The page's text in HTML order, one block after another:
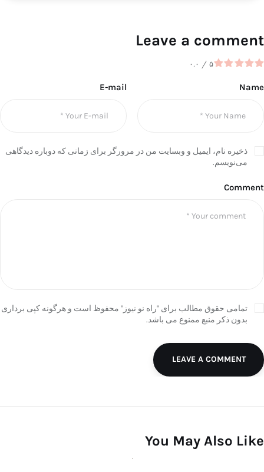
Leave a comment
۰.۰ / ۵
Name
E-mail
ذخیره نام، ایمیل و وبسایت من در مرورگر برای زمانی که دوباره دیدگاهی
می‌نویسم.
Comment
تمامی حقوق مطالب برای "راه نو نیوز" محفوظ است و هرگونه کپی برداری
بدون ذکر منبع ممنوع می باشد.
LEAVE A COMMENT
You May Also Like